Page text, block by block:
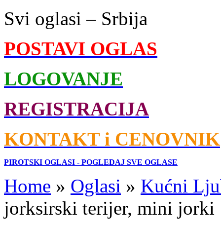
Svi oglasi – Srbija
POSTAVI OGLAS
LOGOVANJE
REGISTRACIJA
KONTAKT i CENOVNIK
PIROTSKI OGLASI - POGLEDAJ SVE OGLASE
Home » Oglasi » Kućni
jorksirski terijer, mini jorki